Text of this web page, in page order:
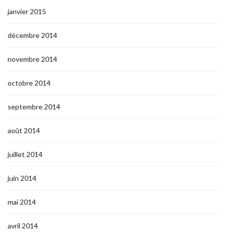
janvier 2015
décembre 2014
novembre 2014
octobre 2014
septembre 2014
août 2014
juillet 2014
juin 2014
mai 2014
avril 2014